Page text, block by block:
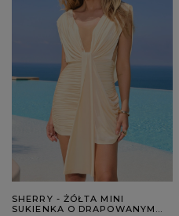
SHERRY - ŻÓŁTA MINI
SUKIENKA O DRAPOWANYM